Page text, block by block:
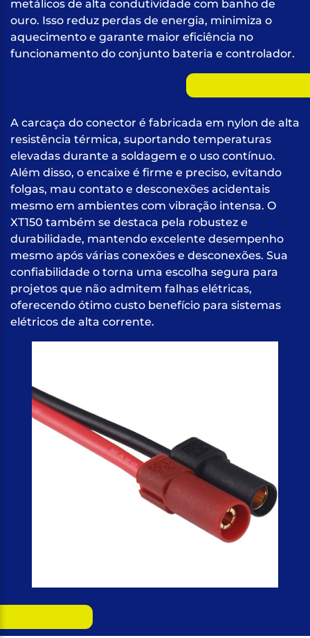
metálicos de alta condutividade com banho de
ouro. Isso reduz perdas de energia, minimiza o
aquecimento e garante maior eficiência no
funcionamento do conjunto bateria e controlador.
A carcaça do conector é fabricada em nylon de alta
resistência térmica, suportando temperaturas
elevadas durante a soldagem e o uso contínuo.
Além disso, o encaixe é firme e preciso, evitando
folgas, mau contato e desconexões acidentais
mesmo em ambientes com vibração intensa. O
XT150 também se destaca pela robustez e
durabilidade, mantendo excelente desempenho
mesmo após várias conexões e desconexões. Sua
confiabilidade o torna uma escolha segura para
projetos que não admitem falhas elétricas,
oferecendo ótimo custo benefício para sistemas
elétricos de alta corrente.